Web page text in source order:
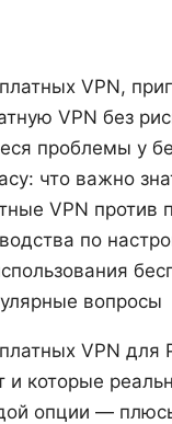
VPN,
VPN без
проблемы у
что важно
VPN против
по
вопросы
VPN
и которые
опции —